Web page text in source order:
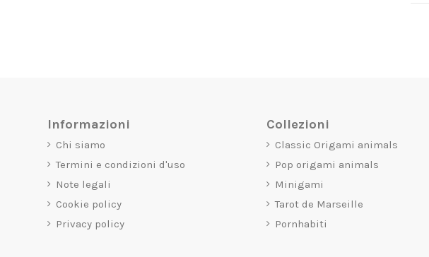
Informazioni
Chi siamo
Termini e condizioni d'uso
Note legali
Cookie policy
Privacy policy
Collezioni
Classic Origami animals
Pop origami animals
Minigami
Tarot de Marseille
Pornhabiti